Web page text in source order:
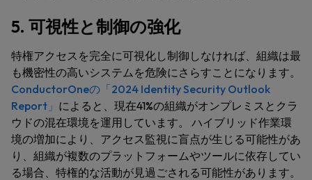
5. 可視性と制御の強化
特権アクセスを完全に可視化し制御しなければ、組織は最
も機密性の高いシステムを危険にさらすことになります。
ConductorOneの「2024 Identity Security Outlook
Report」 によると、現在41%の組織がオンプレミスとクラ
ウドの混在環境を運用しています。 ハイブリッド作業環
境の増加により、アクセス監視に盲点が生じる可能性があ
り、組織が複数のプラットフォームやツールに依存してい
る場合、特権的な活動が見過ごされる可能性があります。